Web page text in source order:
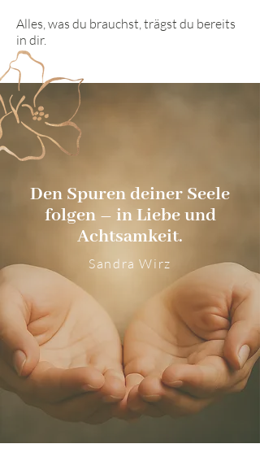
Alles, was du brauchst, trägst du bereits
in dir.
Den Spuren deiner Seele
folgen – in Liebe und
Achtsamkeit.
Sandra Wirz